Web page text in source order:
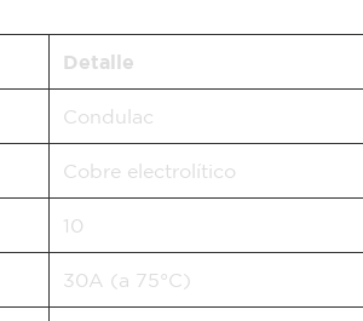
Detalle
Condulac
Cobre electrolítico
10
30A (a 75°C)